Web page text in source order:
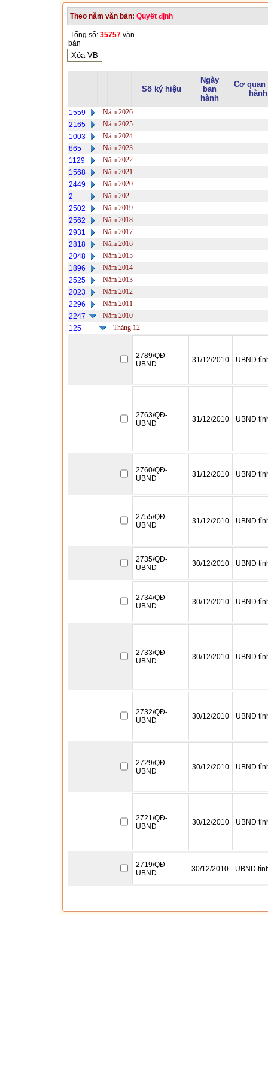
Theo năm văn bản: Quyết định
Tổng số: 35757 văn
bản
Số ký hiệu
Ngày
ban
hành
Cơ quan
hành
1559
Năm 2026
2165
Năm 2025
1003
Năm 2024
865
Năm 2023
1129
Năm 2022
1568
Năm 2021
2449
Năm 2020
2
Năm 202
2502
Năm 2019
2562
Năm 2018
2931
Năm 2017
2818
Năm 2016
2048
Năm 2015
1896
Năm 2014
2525
Năm 2013
2023
Năm 2012
2296
Năm 2011
2247
Năm 2010
125
Tháng 12
2789/QĐ-
UBND
31/12/2010 UBND
2763/QĐ-
UBND
31/12/2010 UBND
2760/QĐ-
UBND
31/12/2010 UBND
2755/QĐ-
UBND
31/12/2010 UBND
2735/QĐ-
UBND
30/12/2010 UBND
2734/QĐ-
UBND
30/12/2010 UBND
2733/QĐ-
UBND
30/12/2010 UBND
2732/QĐ-
UBND
30/12/2010 UBND
2729/QĐ-
UBND
30/12/2010 UBND
2721/QĐ-
UBND
30/12/2010 UBND
2719/QĐ-
UBND
30/12/2010 UBND